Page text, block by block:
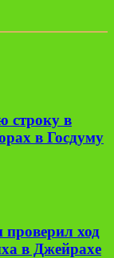
строку в
в Госдуму
ход
в Джейрахе